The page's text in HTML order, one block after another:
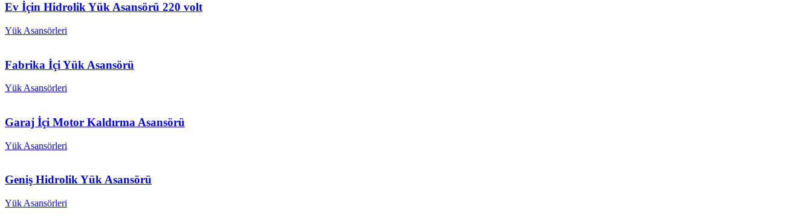
Ev İçin Hidrolik Yük Asansörü 220 volt
Yük Asansörleri
Fabrika İçi Yük Asansörü
Yük Asansörleri
Garaj İçi Motor Kaldırma Asansörü
Yük Asansörleri
Geniş Hidrolik Yük Asansörü
Yük Asansörleri